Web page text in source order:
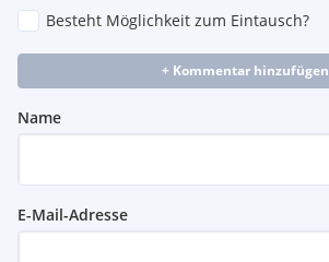
Besteht Möglichkeit zum Eintausch?
+ Kommentar hinzufügen
Name
E-Mail-Adresse